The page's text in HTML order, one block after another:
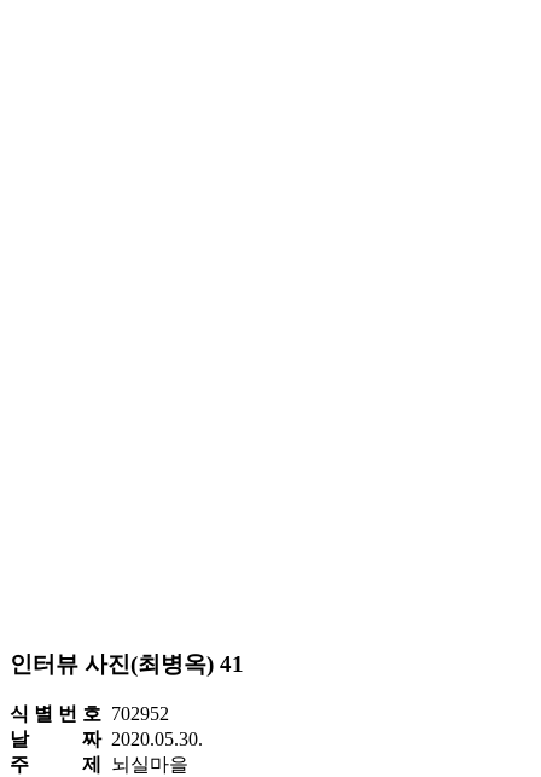
인터뷰 사진(최병옥) 41
식 별 번 호 702952
날 짜2020.05.30.
주 제
뇌실마을